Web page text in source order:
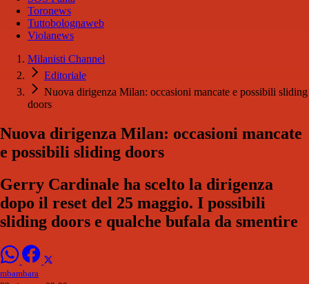
Toronews
Tuttobolognaweb
Violanews
Milanisti Channel
Editoriale
Nuova dirigenza Milan: occasioni mancate e possibili sliding
doors
Nuova dirigenza Milan: occasioni mancate
e possibili sliding doors
Gerry Cardinale ha scelto la dirigenza
dopo il reset del 25 maggio. I possibili
sliding doors e qualche bufala da smentire
mbambara